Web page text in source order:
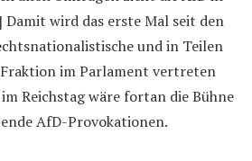
Damit wird das erste Mal seit den
und in Teilen
im Parlament vertreten
Reichstag wäre fortan die Bühne
AfD-Provokationen.